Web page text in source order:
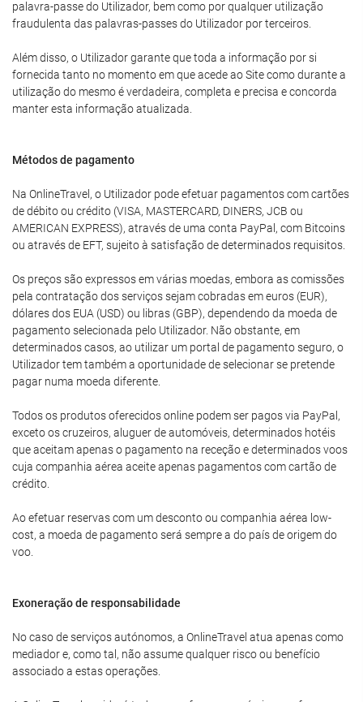
palavra-passe do Utilizador, bem como por qualquer utilização
fraudulenta das palavras-passes do Utilizador por terceiros.
Além disso, o Utilizador garante que toda a informação por si
fornecida tanto no momento em que acede ao Site como durante a
utilização do mesmo é verdadeira, completa e precisa e concorda
manter esta informação atualizada.
Métodos de pagamento
Na OnlineTravel, o Utilizador pode efetuar pagamentos com cartões
de débito ou crédito (VISA, MASTERCARD, DINERS, JCB ou
AMERICAN EXPRESS), através de uma conta PayPal, com Bitcoins
ou através de EFT, sujeito à satisfação de determinados requisitos.
Os preços são expressos em várias moedas, embora as comissões
pela contratação dos serviços sejam cobradas em euros (EUR),
dólares dos EUA (USD) ou libras (GBP), dependendo da moeda de
pagamento selecionada pelo Utilizador. Não obstante, em
determinados casos, ao utilizar um portal de pagamento seguro, o
Utilizador tem também a oportunidade de selecionar se pretende
pagar numa moeda diferente.
Todos os produtos oferecidos online podem ser pagos via PayPal,
exceto os cruzeiros, aluguer de automóveis, determinados hotéis
que aceitam apenas o pagamento na receção e determinados voos
cuja companhia aérea aceite apenas pagamentos com cartão de
crédito.
Ao efetuar reservas com um desconto ou companhia aérea low-
cost, a moeda de pagamento será sempre a do país de origem do
voo.
Exoneração de responsabilidade
No caso de serviços autónomos, a OnlineTravel atua apenas como
mediador e, como tal, não assume qualquer risco ou benefício
associado a estas operações.